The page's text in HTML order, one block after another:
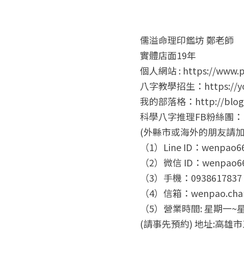
儒溢命理印鑑坊 鄭老師
實體店面19年
個人網站 : https://
八字教學招生：https://
我的部落格：http://
科學八字推理FB粉絲團
(外縣市或海外的朋友請
（1）Line ID：
（2）微信 ID：
（3）手機：
（4）信箱：
（5）營業時間: 星期一
(請事先預約) 地址:高雄